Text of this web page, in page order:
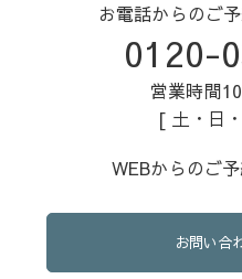
お電話からのご
0120-
営業時間
[ 土・日
WEBからのご
お問い合